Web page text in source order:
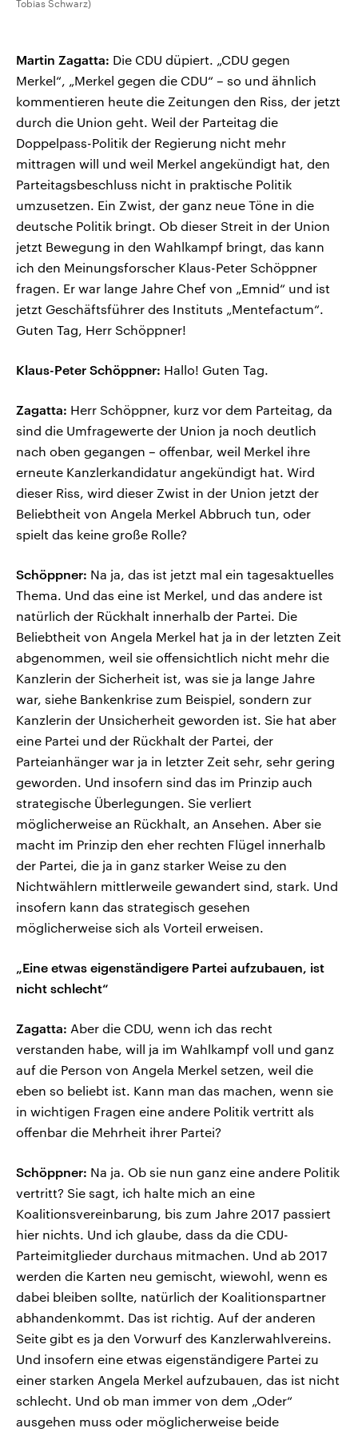
Tobias Schwarz)
Martin Zagatta: Die CDU düpiert. „CDU gegen
Merkel“, „Merkel gegen die CDU“ – so und ähnlich
kommentieren heute die Zeitungen den Riss, der jetzt
durch die Union geht. Weil der Parteitag die
Doppelpass-Politik der Regierung nicht mehr
mittragen will und weil Merkel angekündigt hat, den
Parteitagsbeschluss nicht in praktische Politik
umzusetzen. Ein Zwist, der ganz neue Töne in die
deutsche Politik bringt. Ob dieser Streit in der Union
jetzt Bewegung in den Wahlkampf bringt, das kann
ich den Meinungsforscher Klaus-Peter Schöppner
fragen. Er war lange Jahre Chef von „Emnid“ und ist
jetzt Geschäftsführer des Instituts „Mentefactum“.
Guten Tag, Herr Schöppner!
Klaus-Peter Schöppner: Hallo! Guten Tag.
Zagatta: Herr Schöppner, kurz vor dem Parteitag, da
sind die Umfragewerte der Union ja noch deutlich
nach oben gegangen – offenbar, weil Merkel ihre
erneute Kanzlerkandidatur angekündigt hat. Wird
dieser Riss, wird dieser Zwist in der Union jetzt der
Beliebtheit von Angela Merkel Abbruch tun, oder
spielt das keine große Rolle?
Schöppner: Na ja, das ist jetzt mal ein tagesaktuelles
Thema. Und das eine ist Merkel, und das andere ist
natürlich der Rückhalt innerhalb der Partei. Die
Beliebtheit von Angela Merkel hat ja in der letzten Zeit
abgenommen, weil sie offensichtlich nicht mehr die
Kanzlerin der Sicherheit ist, was sie ja lange Jahre
war, siehe Bankenkrise zum Beispiel, sondern zur
Kanzlerin der Unsicherheit geworden ist. Sie hat aber
eine Partei und der Rückhalt der Partei, der
Parteianhänger war ja in letzter Zeit sehr, sehr gering
geworden. Und insofern sind das im Prinzip auch
strategische Überlegungen. Sie verliert
möglicherweise an Rückhalt, an Ansehen. Aber sie
macht im Prinzip den eher rechten Flügel innerhalb
der Partei, die ja in ganz starker Weise zu den
Nichtwählern mittlerweile gewandert sind, stark. Und
insofern kann das strategisch gesehen
möglicherweise sich als Vorteil erweisen.
„Eine etwas eigenständigere Partei aufzubauen, ist
nicht schlecht“
Zagatta: Aber die CDU, wenn ich das recht
verstanden habe, will ja im Wahlkampf voll und ganz
auf die Person von Angela Merkel setzen, weil die
eben so beliebt ist. Kann man das machen, wenn sie
in wichtigen Fragen eine andere Politik vertritt als
offenbar die Mehrheit ihrer Partei?
Schöppner: Na ja. Ob sie nun ganz eine andere Politik
vertritt? Sie sagt, ich halte mich an eine
Koalitionsvereinbarung, bis zum Jahre 2017 passiert
hier nichts. Und ich glaube, dass da die CDU-
Parteimitglieder durchaus mitmachen. Und ab 2017
werden die Karten neu gemischt, wiewohl, wenn es
dabei bleiben sollte, natürlich der Koalitionspartner
abhandenkommt. Das ist richtig. Auf der anderen
Seite gibt es ja den Vorwurf des Kanzlerwahlvereins.
Und insofern eine etwas eigenständigere Partei zu
einer starken Angela Merkel aufzubauen, das ist nicht
schlecht. Und ob man immer von dem „Oder“
ausgehen muss oder möglicherweise beide